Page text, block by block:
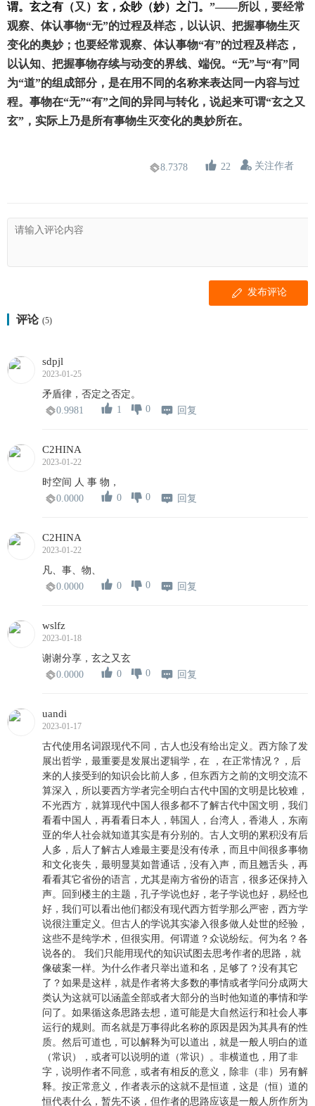
谓。玄之有（又 ）玄，众眇（妙）之门。 ”——所以，要经常
观察、体认事物“无”的过程及样态，以认识、把握事物生灭
变化的奥妙；也要经常观察、体认事物“有”的过程及样态，
以认知、把握事物存续与动变的界线、端倪。“无”与“有”同
为“道”的组成部分，是在用不同的名称来表达同一内容与过
程。事物在“无”“有”之间的异同与转化，说起来可谓“玄之又
玄”，实际上乃是所有事物生灭变化的奥妙所在。
8.7378 22 关注作者
发布评论
评论 (5)
sdpjl
2023-01-25
矛盾律，否定之否定。
0.9981
1 0 回复
C2HINA
2023-01-22
时空间 人 事 物，
0.0000
0 0 回复
C2HINA
2023-01-22
凡、事、物、
0.0000
0 0 回复
wslfz
2023-01-18
谢谢分享，玄之又玄
0.0000
0 0 回复
uandi
2023-01-17
古代使用名词跟现代不同，古人也没有给出定义。西方除了发
展出哲学，最重要是发展出逻辑学，在 ，在正常情况？，后
来的人接受到的知识会比前人多，但东西方之前的文明交流不
算深入，所以要西方学者完全明白古代中国的文明是比较难，
不光西方，就算现代中国人很多都不了解古代中国文明，我们
看看中国人，再看看日本人，韩国人，台湾人，香港人，东南
亚的华人社会就知道其实是有分别的。古人文明的累积没有后
人多，后人了解古人难最主要是没有传承，而且中间很多事物
和文化丧失，最明显莫如普通话，没有入声，而且翘舌头，再
看看其它省份的语言，尤其是南方省份的语言，很多还保持入
声。回到楼主的主题，孔子学说也好，老子学说也好，易经也
好，我们可以看出他们都没有现代西方哲学那么严密，西方学
说很注重定义。但古人的学说其实渗入很多做人处世的经验，
这些不是纯学术，但很实用。何谓道？众说纷纭。何为名？各
说各的。 我们只能用现代的知识试图去思考作者的思路，就
像破案一样。为什么作者只举出道和名，足够了？没有其它
了？如果是这样，就是作者将大多数的事情或者学问分成两大
类认为这就可以涵盖全部或者大部分的当时他知道的事情和学
问了。如果循这条思路去想，道可能是大自然运行和社会人事
运行的规则。而名就是万事得此名称的原因是因为其具有的性
质。然后可道也，可以解释为可以道出，就是一般人明白的道
（常识），或者可以说明的道（常识）。非横道也，用了非
字，说明作者不同意，或者有相反的意义，除非（非）另有解
释。按正常意义，作者表示的这就不是恒道，这是（恒）道的
恒代表什么，暂先不谈，但作者的思路应该是一般人所作所为